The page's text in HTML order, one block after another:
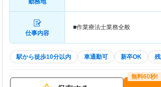
勤務地
仕事内容
■作業療法士業務全般
駅から徒歩10分以内 車通勤可 新卒OK